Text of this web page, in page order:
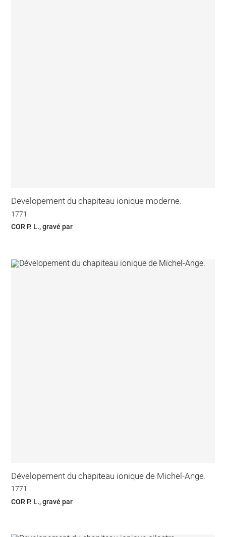
Developement du chapiteau ionique moderne.
1771
COR P. L., gravé par
Dévelopement du chapiteau ionique de Michel-Ange.
1771
COR P. L., gravé par